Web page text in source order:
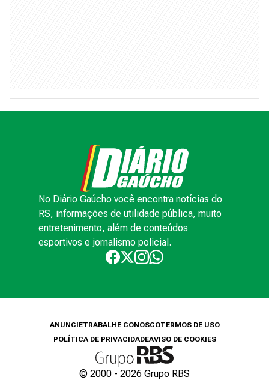
No Diário Gaúcho você encontra notícias do
RS, informações de utilidade pública, muito
entretenimento, além de conteúdos
esportivos e jornalismo policial.
ANUNCIETRABALHE CONOSCOTERMOS DE USO
POLÍTICA DE PRIVACIDADEAVISO DE COOKIES
© 2000 - 2026 Grupo RBS